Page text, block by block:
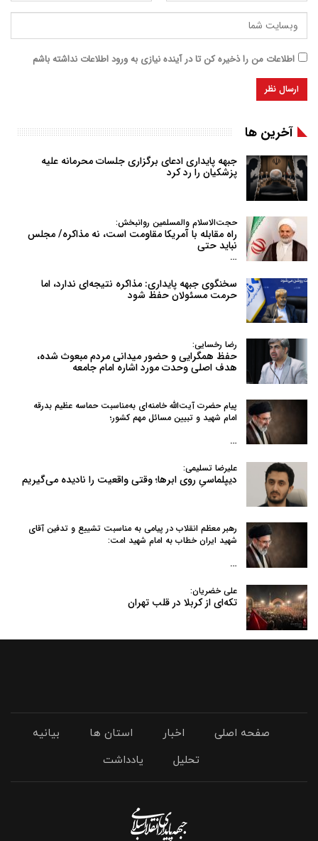
اطلاعات من را ذخیره کن تا در آینده نیازی به ورود اطلاعات نداشته باشم
آخرین ها
جبهه پایداری ادعای برگزاری جلسات محرمانه علیه
پزشکیان را رد کرد
حجت‌الاسلام والمسلمین روانبخش:
راه مقابله با آمریکا مقاومت است، نه مذاکره/ مجلس
نباید حتی
…
سخنگوی جبهه پایداری: مذاکره نتیجه‌ای ندارد، اما
حرمت مسئولان حفظ شود
رضا رخسایی:
حفظ همگرایی و حضور میدانی مردم مبعوث شده،
هدف اصلی وحدت مورد اشاره امام جامعه
پیام حضرت آیت‌الله خامنه‌ای به‌مناسبت حماسه عظیم بدرقه
امام شهید و تبیین مسائل مهم کشور؛
…
علیرضا تسلیمی:
دیپلماسیِ روی ابرها؛ وقتی واقعیت را نادیده می‌گیریم
رهبر معظم انقلاب در پیامی به‌ مناسبت تشییع و تدفین آقای
شهید ایران خطاب به امام شهید امت:
…
علی خضریان:
تکه‌ای از کربلا در قلب تهران
صفحه اصلی اخبار استان ها
بیانیه
تحلیل
یادداشت